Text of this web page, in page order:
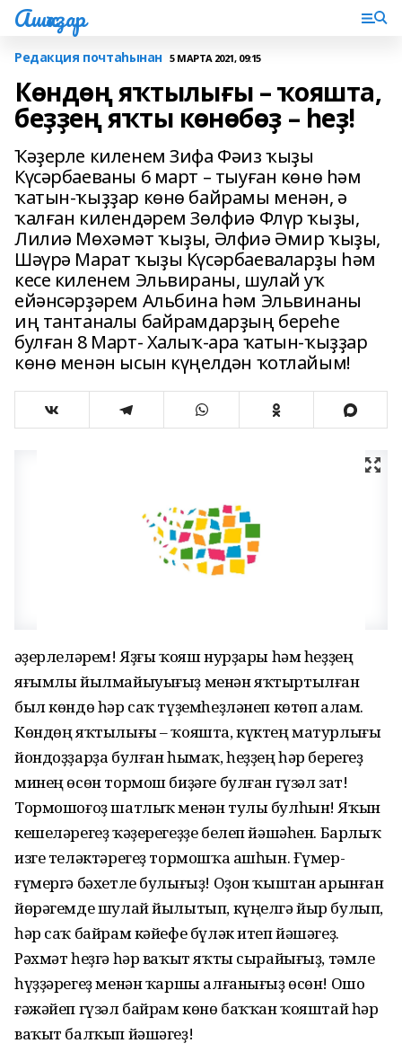
Ашҡаҙар
Редакция почтаһынан 5 МАРТА 2021, 09:15
Көндөң яҡтылығы – ҡояшта,
беҙҙең яҡты көнөбөҙ – һеҙ!
Ҡәҙерле киленем Зифа Фәиз ҡыҙы
Күсәрбаеваны 6 март – тыуған көнө һәм
ҡатын-ҡыҙҙар көнө байрамы менән, ә
ҡалған килендәрем Зөлфиә Флүр ҡыҙы,
Лилиә Мөхәмәт ҡыҙы, Әлфиә Әмир ҡыҙы,
Шәүрә Марат ҡыҙы Күсәрбаеваларҙы һәм
кесе киленем Эльвираны, шулай уҡ
ейәнсәрҙәрем Альбина һәм Эльвинаны
иң тантаналы байрамдарҙың береһе
булған 8 Март- Халыҡ-ара ҡатын-ҡыҙҙар
көнө менән ысын күңелдән ҡотлайым!
Ҡәҙерлеләрем! Яҙғы ҡояш нурҙары һәм һеҙҙең
яғымлы йылмайыуығыҙ менән яҡтыртылған
был көндө һәр саҡ түҙемһеҙләнеп көтөп алам.
Көндөң яҡтылығы – ҡояшта, күктең матурлығы
йондоҙҙарҙа булған һымаҡ, һеҙҙең һәр берегеҙ
минең өсөн тормош биҙәге булған гүзәл зат!
Тормошоғоҙ шатлыҡ менән тулы булһын! Яҡын
кешеләрегеҙ ҡәҙерегеҙҙе белеп йәшәһен. Барлыҡ
изге теләктәрегеҙ тормошҡа ашһын. Ғүмер-
ғүмергә бәхетле булығыҙ! Оҙон ҡыштан арынған
йөрәгемде шулай йылытып, күңелгә йыр булып,
һәр саҡ байрам кәйефе бүләк итеп йәшәгеҙ.
Рәхмәт һеҙгә һәр ваҡыт яҡты сырайығыҙ, тәмле
һүҙҙәрегеҙ менән ҡаршы алғанығыҙ өсөн! Ошо
ғәжәйеп гүзәл байрам көнө баҡҡан ҡояштай һәр
ваҡыт балҡып йәшәгеҙ!